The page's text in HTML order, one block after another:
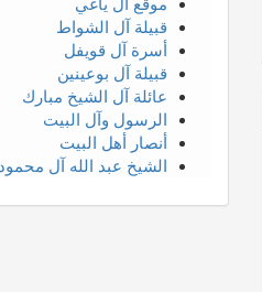
موقع آل ياغي
قبيلة آل الشواط
أسرة آل قويفل
قبيلة آل بوعينين
عائلة آل الشيخ مبارك
الرسول وآل البيت
أنصار أهل البيت
الشيخ عبد الله آل